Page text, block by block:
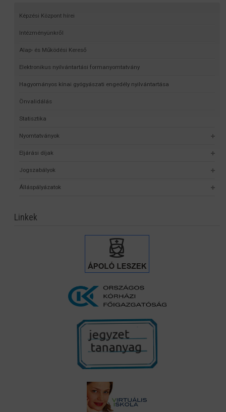
Képzési Központ hírei
Intézményünkről
Alap- és Működési Kereső
Elektronikus nyilvántartási formanyomtatvány
Hagyományos kínai gyógyászati engedély nyilvántartása
Önvalidálás
Statisztika
Nyomtatványok
Eljárási díjak
Jogszabályok
Álláspályázatok
Linkek